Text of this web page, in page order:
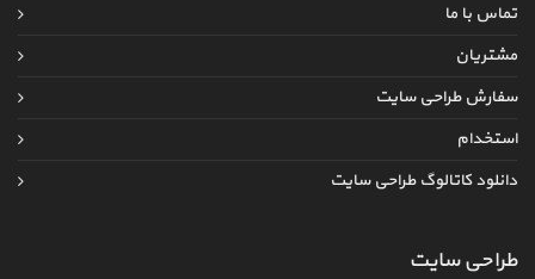
تماس با ما
مشتریان
سفارش طراحی سایت
استخدام
دانلود کاتالوگ طراحی سایت
طراحی سایت